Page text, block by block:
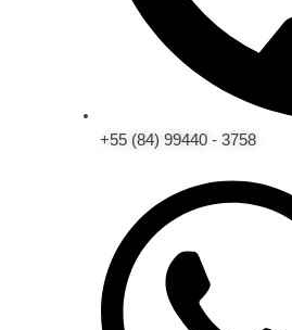
+55 (84) 99440 - 3758